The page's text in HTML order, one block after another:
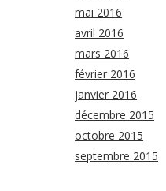
mai 2016
avril 2016
mars 2016
février 2016
janvier 2016
décembre 2015
octobre 2015
septembre 2015